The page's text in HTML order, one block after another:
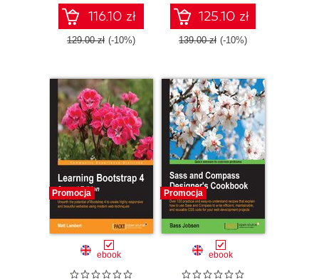
responsive web
apps - Second
Edition
116.10 zł
129.00 zł (-10%)
power of Bootstrap
4
125.10 zł
139.00 zł (-10%)
Promocja
ebook
Promocja
ebook